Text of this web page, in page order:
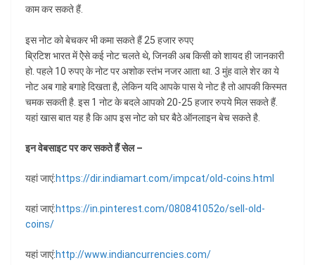
काम कर सकते हैं.
इस नोट को बेचकर भी कमा सकते हैं 25 हजार रुपए
ब्रिटिश भारत में ऐेसे कई नोट चलते थे, जिनकी अब किसी को शायद ही जानकारी
हो. पहले 10 रुपए के नोट पर अशोक स्तंभ नजर आता था. 3 मुंह वाले शेर का ये
नोट अब गाहे बगाहे दिखता है, लेकिन यदि आपके पास ये नोट है तो आपकी किस्मत
चमक सकती है. इस 1 नोट के बदले आपको 20-25 हजार रुपये मिल सकते हैं.
यहां खास बात यह है कि आप इस नोट को घर बैठे ऑनलाइन बेच सकते है.
इन वेबसाइट पर कर सकते हैं सेल –
यहां जाएं:https://dir.indiamart.com/impcat/old-coins.html
यहां जाएं:https://in.pinterest.com/080841052o/sell-old-
coins/
यहां जाएं:http://www.indiancurrencies.com/